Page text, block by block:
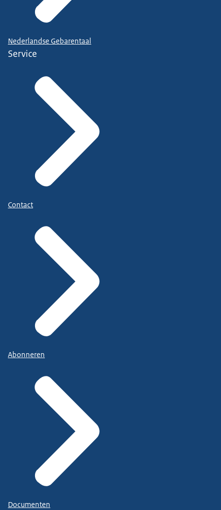
Nederlandse Gebarentaal
Service
Contact
Abonneren
Documenten